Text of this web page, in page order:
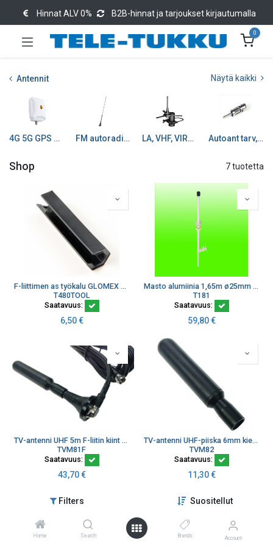
Filters Suositellut
Home Search Brands Account
Hinnat ALV 0% B2B-hinnat ja tarjoukset kirjautumalla
0
Antennit Näytä kaikki
4G 5G GPS WiFi ... FM autoradioantennit LA, VHF, VIRVE GPS Autoant tarv, piisk, adap
Shop 7 tuotetta
F-liittimen as työkalu GLOMEX TV-antenneille
T480TOOL
Saatavuus:
6,50€
Masto alumiinia 1,65m ø25mm antenneille T480 ja C3779
T181
Saatavuus:
59,80€
TV-antenni UHF 5m F-liitin kiint RG59
TVM81F
Saatavuus:
43,70€
TV-antenni UHF-piiska 6mm kierre lyhyt
TVM82
Saatavuus:
11,30€